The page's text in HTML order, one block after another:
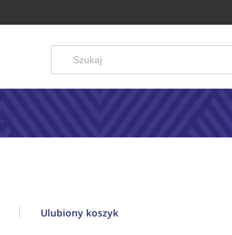
Ulubiony koszyk